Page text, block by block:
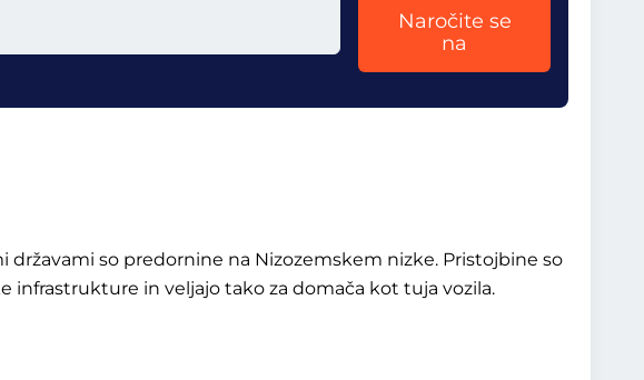
Naročite se
na
so predornine na Nizozemskem nizke. Pristojbine so
infrastrukture in veljajo tako za domača kot tuja vozila.